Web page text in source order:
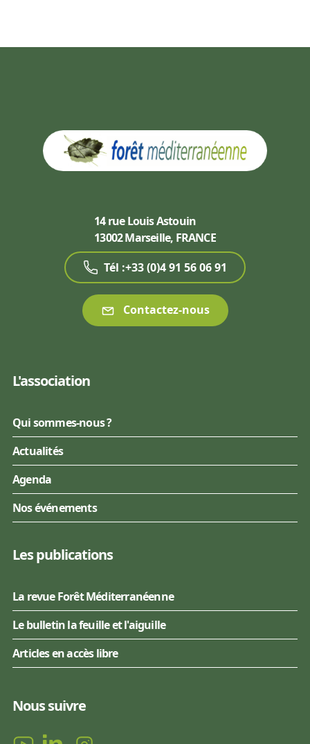
14 rue Louis Astouin
13002 Marseille, FRANCE
Tél :+33 (0)4 91 56 06 91
Contactez-nous
L'association
Qui sommes-nous ?
Actualités
Agenda
Nos événements
Les publications
La revue Forêt Méditerranéenne
Le bulletin la feuille et l'aiguille
Articles en accès libre
Nous suivre